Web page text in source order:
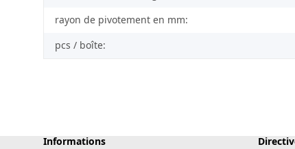
rayon de pivotement en mm:
pcs / boîte:
Informations